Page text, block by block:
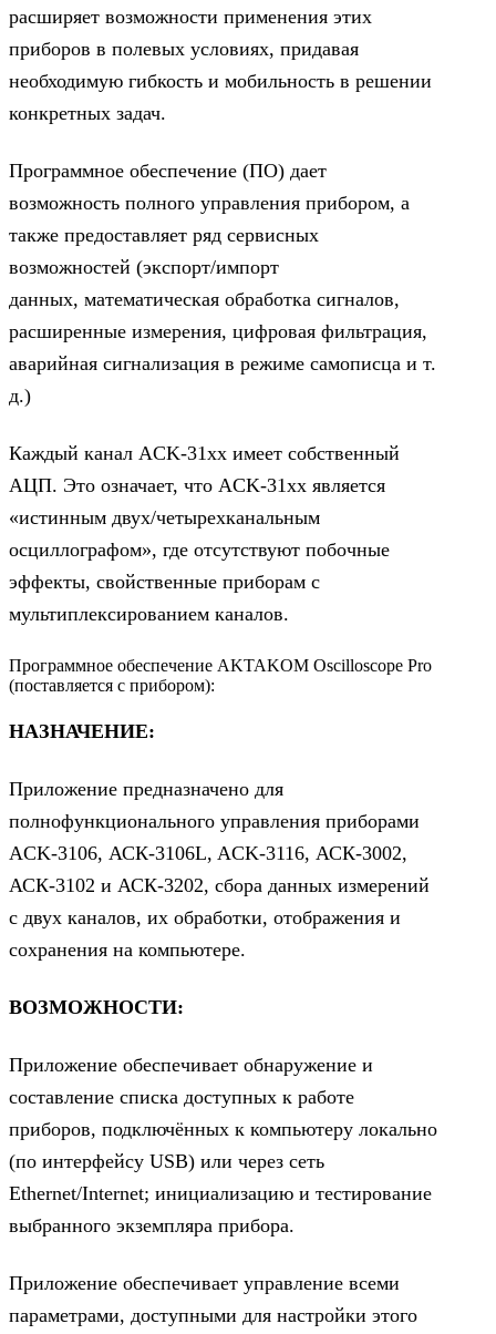
расширяет возможности применения этих
приборов в полевых условиях, придавая
необходимую гибкость и мобильность в решении
конкретных задач.
Программное обеспечение (ПО) дает
возможность полного управления прибором, а
также предоставляет ряд сервисных
возможностей (экспорт/импорт
данных, математическая обработка сигналов,
расширенные измерения, цифровая фильтрация,
аварийная сигнализация в режиме самописца и т.
д.)
Каждый канал ACK-31хx имеет собственный
АЦП. Это означает, что ACK-31хx является
«истинным двух/четырехканальным
осциллографом», где отсутствуют побочные
эффекты, свойственные приборам с
мультиплексированием каналов.
Программное обеспечение AKTAKOM Oscilloscope Pro
(поставляется с прибором):
НАЗНАЧЕНИЕ:
Приложение предназначено для
полнофункционального управления приборами
ACK-3106, АСК-3106L, ACK-3116, АСК-3002,
АСК-3102 и АСК-3202, сбора данных измерений
с двух каналов, их обработки, отображения и
сохранения на компьютере.
ВОЗМОЖНОСТИ:
Приложение обеспечивает обнаружение и
составление списка доступных к работе
приборов, подключённых к компьютеру локально
(по интерфейсу USB) или через сеть
Ethernet/Internet; инициализацию и тестирование
выбранного экземпляра прибора.
Приложение обеспечивает управление всеми
параметрами, доступными для настройки этого